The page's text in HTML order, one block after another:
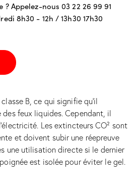
? Appelez-nous03 22 26 99 91
8h30 - 12h / 13h30 17h30
B, ce qui signifie qu’il
feux liquides. Cependant, il
Les extincteurs CO² sont
et doivent subir une réepreuve
une utilisation directe si le dernier
est isolée pour éviter le gel.